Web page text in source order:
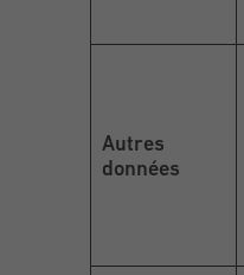
Autres
données